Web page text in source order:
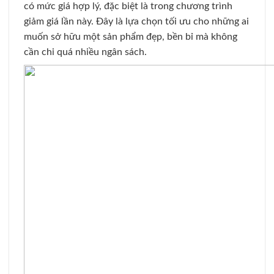
có mức giá hợp lý, đặc biệt là trong chương trình
giảm giá lần này. Đây là lựa chọn tối ưu cho những ai
muốn sở hữu một sản phẩm đẹp, bền bỉ mà không
cần chi quá nhiều ngân sách.